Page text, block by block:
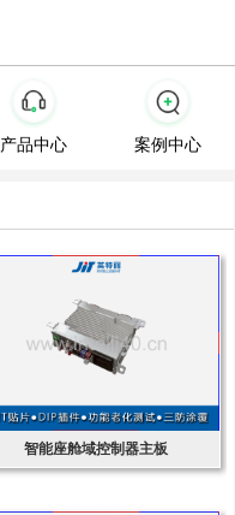
产品中心 案例中心
智能座舱域控制器主板